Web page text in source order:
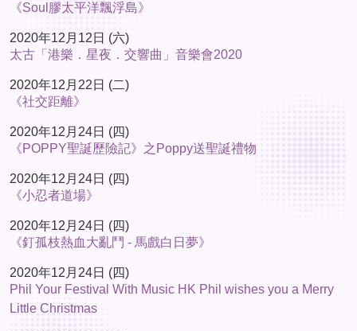
《Soul膠太平洋飄浮島》
2020年12月12日 (六)
太古「港樂．星夜．交響曲」音樂會2020
2020年12月22日 (二)
《社交距離》
2020年12月24日 (四)
《POPPY聖誕歷險記》之Poppy送聖誕禮物
2020年12月24日 (四)
《小忍者道場》
2020年12月24日 (四)
《釘孤枝熱血大亂鬥 - 馬戲白日夢》
2020年12月24日 (四)
Phil Your Festival With Music HK Phil wishes you a Merry
Little Christmas